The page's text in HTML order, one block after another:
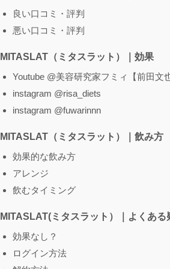
良い口コミ・評判
悪い口コミ・評判
MITASLAT（ミタスラット）｜効果
Youtube @美容研究家フミィ【前田文也
instagram @risa_diets
instagram @fuwarinnn
MITASLAT（ミタスラット）｜飲み方
効果的な飲み方
アレンジ
飲むタイミング
MITASLAT(ミタスラット）｜よくある
効果なし？
ログイン方法